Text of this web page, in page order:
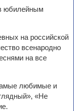
юбилейным
на российской
всенародно
на все
любимые и
«Не